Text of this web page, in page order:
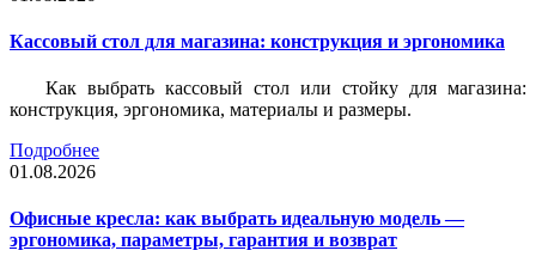
Кассовый стол для магазина: конструкция и эргономика
Как выбрать кассовый стол или стойку для магазина:
конструкция, эргономика, материалы и размеры.
Подробнее
01.08.2026
Офисные кресла: как выбрать идеальную модель —
эргономика, параметры, гарантия и возврат